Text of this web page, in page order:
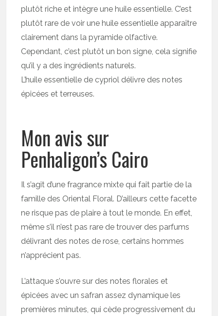
plutôt riche et intègre une huile essentielle. C’est
plutôt rare de voir une huile essentielle apparaître
clairement dans la pyramide olfactive.
Cependant, c’est plutôt un bon signe, cela signifie
qu’il y a des ingrédients naturels.
L’huile essentielle de cypriol délivre des notes
épicées et terreuses.
Mon avis sur
Penhaligon’s Cairo
Il s’agit d’une fragrance mixte qui fait partie de la
famille des Oriental Floral. D’ailleurs cette facette
ne risque pas de plaire à tout le monde. En effet,
même s’il n’est pas rare de trouver des parfums
délivrant des notes de rose, certains hommes
n’apprécient pas.
L’attaque s’ouvre sur des notes florales et
épicées avec un safran assez dynamique les
premières minutes, qui cède progressivement du